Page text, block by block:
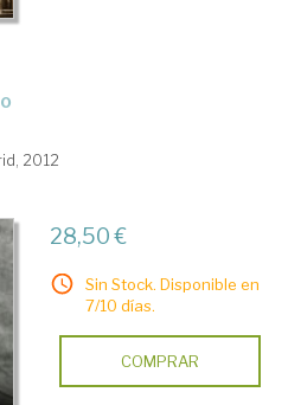
2012
28,50 €
Sin Stock. Disponible en
7/10 días.
COMPRAR